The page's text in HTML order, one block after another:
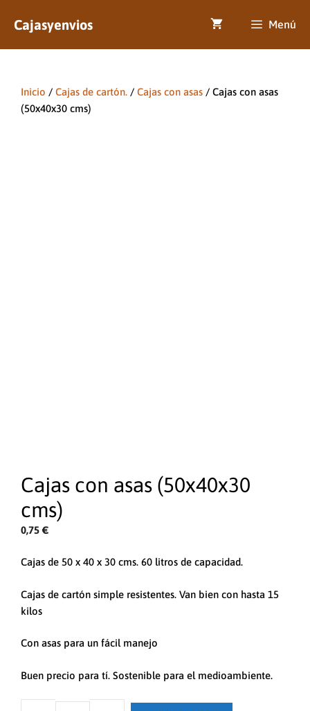
Cajasyenvios Menú
Inicio / Cajas de cartón. / Cajas con asas / Cajas con asas
(50x40x30 cms)
Cajas con asas (50x40x30
cms)
0,75 €
Cajas de 50 x 40 x 30 cms. 60 litros de capacidad.
Cajas de cartón simple resistentes. Van bien con hasta 15
kilos
Con asas para un fácil manejo
Buen precio para tí. Sostenible para el medioambiente.